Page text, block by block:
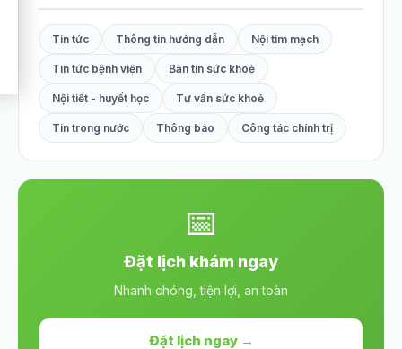
Tin tức Thông tin hướng dẫn Nội tim mạch
Tin tức bệnh viện Bản tin sức khoẻ
Nội tiết - huyết học Tư vấn sức khoẻ
Tin trong nước Thông báo Công tác chính trị
📅
Đặt lịch khám ngay
Nhanh chóng, tiện lợi, an toàn
Đặt lịch ngay →